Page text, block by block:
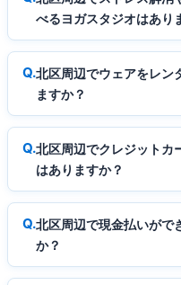
べるヨガスタジオはあり
北区周辺でウェアをレン
ますか？
北区周辺でクレジットカ
はありますか？
北区周辺で現金払いがで
か？